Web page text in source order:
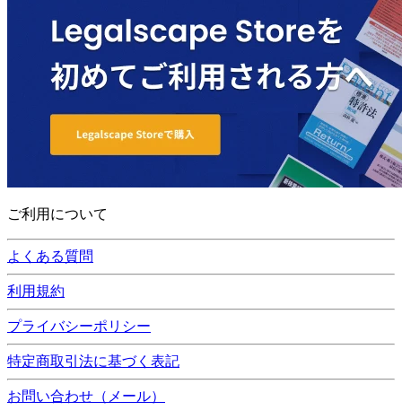
ご利用について
よくある質問
利用規約
プライバシーポリシー
特定商取引法に基づく表記
お問い合わせ（メール）